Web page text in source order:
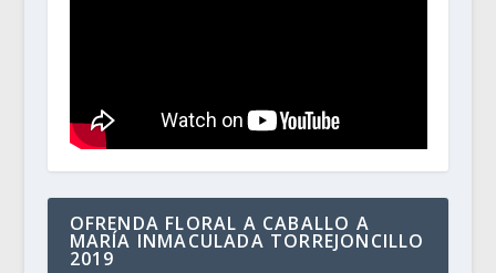
OFRENDA FLORAL A CABALLO A
MARÍA INMACULADA TORREJONCILLO
2019